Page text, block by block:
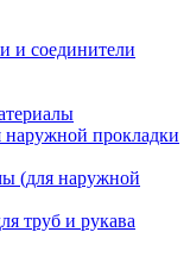
и соединители
наружной прокладки
(для наружной
труб и рукава